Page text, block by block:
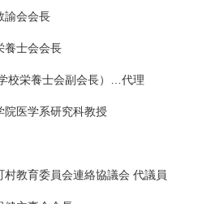
会会長
士会会長
校栄養士会副会長）…代理
医学系研究科教授
教育委員会連絡協議会 代議員